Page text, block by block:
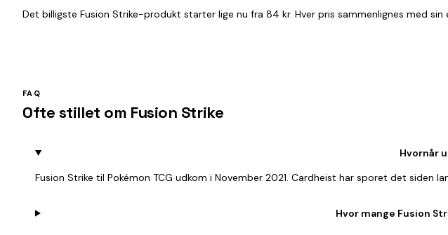
Det billigste Fusion Strike-produkt starter lige nu fra 84 kr. Hver pris sammenlignes med
FAQ
Ofte stillet om Fusion Strike
Hvornår
Fusion Strike til Pokémon TCG udkom i November 2021. Cardheist har sporet det siden
Hvor mange Fusion